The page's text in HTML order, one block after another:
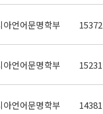
아언어문명학부 15372
아언어문명학부 15231
아언어문명학부 14381